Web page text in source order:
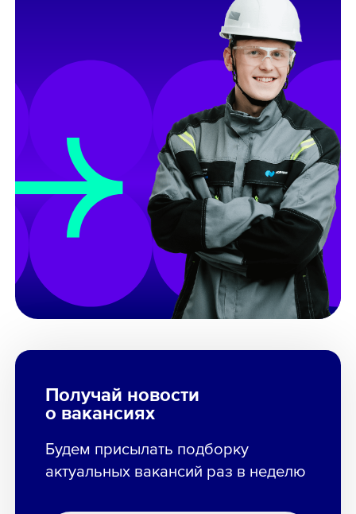
Получай новости
о вакансиях
Будем присылать подборку
актуальных вакансий раз в неделю